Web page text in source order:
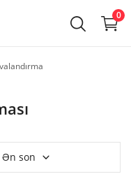
0
Ən son